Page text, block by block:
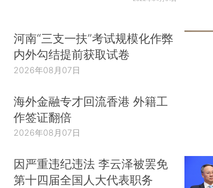
河南“三支一扶”考试规模化作弊
内外勾结提前获取试卷
2026年08月07日
海外金融专才回流香港 外籍工
作签证翻倍
2026年08月07日
因严重违纪违法 李云泽被罢免
第十四届全国人大代表职务